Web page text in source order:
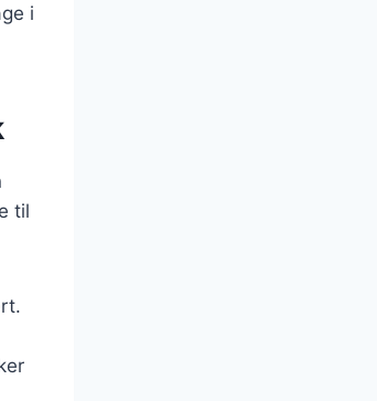
i
til